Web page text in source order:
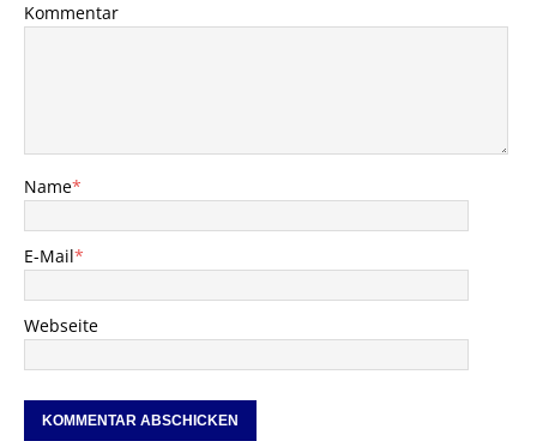
Kommentar
Name*
E-Mail*
Webseite